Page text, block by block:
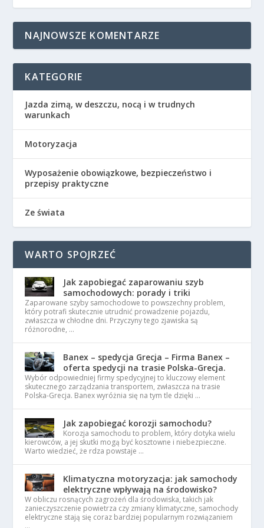
NAJNOWSZE KOMENTARZE
KATEGORIE
Jazda zimą, w deszczu, nocą i w trudnych
warunkach
Motoryzacja
Wyposażenie obowiązkowe, bezpieczeństwo i
przepisy praktyczne
Ze świata
WARTO SPOJRZEĆ
Jak zapobiegać zaparowaniu szyb
samochodowych: porady i triki
Zaparowane szyby samochodowe to powszechny problem,
który potrafi skutecznie utrudnić prowadzenie pojazdu,
zwłaszcza w chłodne dni. Przyczyny tego zjawiska są
różnorodne, …
Banex – spedycja Grecja – Firma Banex –
oferta spedycji na trasie Polska-Grecja.
Wybór odpowiedniej firmy spedycyjnej to kluczowy element
skutecznego zarządzania transportem, zwłaszcza na trasie
Polska-Grecja. Banex wyróżnia się na tym tle dzięki …
Jak zapobiegać korozji samochodu?
Korozja samochodu to problem, który dotyka wielu
kierowców, a jej skutki mogą być kosztowne i niebezpieczne.
Warto wiedzieć, że rdza powstaje …
Klimatyczna motoryzacja: jak samochody
elektryczne wpływają na środowisko?
W obliczu rosnących zagrożeń dla środowiska, takich jak
zanieczyszczenie powietrza czy zmiany klimatyczne, samochody
elektryczne stają się coraz bardziej popularnym rozwiązaniem
…